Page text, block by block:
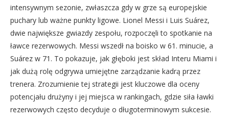
intensywnym sezonie, zwłaszcza gdy w grze są europejskie
puchary lub ważne punkty ligowe. Lionel Messi i Luis Suárez,
dwie największe gwiazdy zespołu, rozpoczęli to spotkanie na
ławce rezerwowych. Messi wszedł na boisko w 61. minucie, a
Suárez w 71. To pokazuje, jak głęboki jest skład Interu Miami i
jak dużą rolę odgrywa umiejętne zarządzanie kadrą przez
trenera. Zrozumienie tej strategii jest kluczowe dla oceny
potencjału drużyny i jej miejsca w rankingach, gdzie siła ławki
rezerwowych często decyduje o długoterminowym sukcesie.